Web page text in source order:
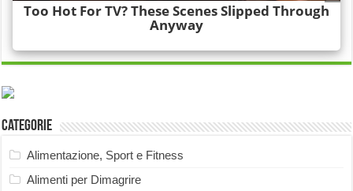
Categorie
Alimentazione, Sport e Fitness
Alimenti per Dimagrire